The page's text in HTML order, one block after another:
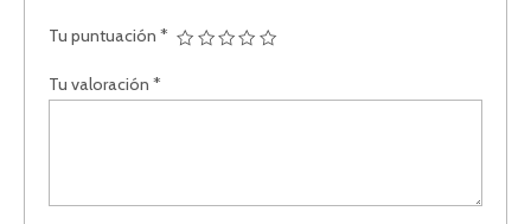
Tu puntuación*
Tu valoración*